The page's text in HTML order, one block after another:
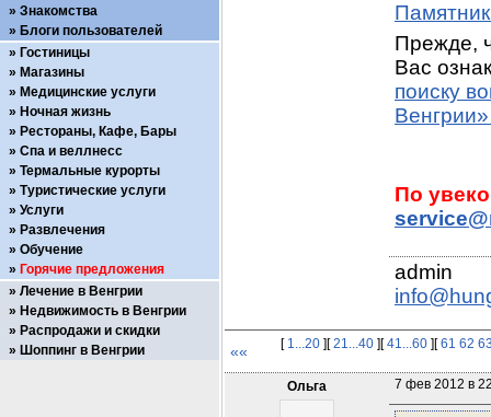
Прежде,
Вас
поиску
«« [ 1...20][21...40][41...60][61 62
Ольга 7 фев 2012 в
Знакомства
Блоги пользователей
Гостиницы
Магазины
Медицинские услуги
Ночная жизнь
Рестораны, Кафе, Бары
Спа и веллнесс
Термальные курорты
Туристические услуги
Услуги
Развлечения
Обучение
Горячие предложения
Лечение в Венгрии
Недвижимость в Венгрии
Распродажи и скидки
Шоппинг в Венгрии